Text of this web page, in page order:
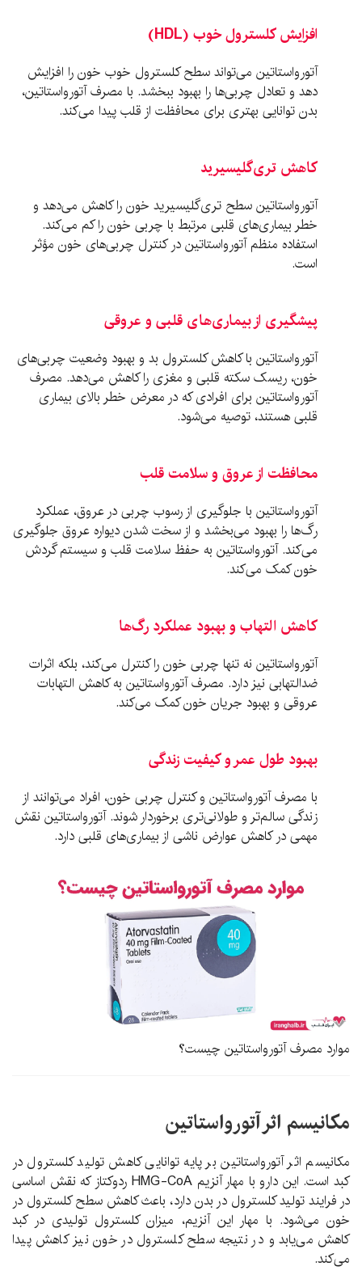
افزایش کلسترول خوب (HDL)
آتورواستاتین می‌تواند سطح کلسترول خوب خون را افزایش
دهد و تعادل چربی‌ها را بهبود ببخشد. با مصرف آتورواستاتین،
بدن توانایی بهتری برای محافظت از قلب پیدا می‌کند.
کاهش تری‌گلیسیرید
آتورواستاتین سطح تری‌گلیسیرید خون را کاهش می‌دهد و
خطر بیماری‌های قلبی مرتبط با چربی خون را کم می‌کند.
استفاده منظم آتورواستاتین در کنترل چربی‌های خون مؤثر
است.
پیشگیری از بیماری‌های قلبی و عروقی
آتورواستاتین با کاهش کلسترول بد و بهبود وضعیت چربی‌های
خون، ریسک سکته قلبی و مغزی را کاهش می‌دهد. مصرف
آتورواستاتین برای افرادی که در معرض خطر بالای بیماری
قلبی هستند، توصیه می‌شود.
محافظت از عروق و سلامت قلب
آتورواستاتین با جلوگیری از رسوب چربی در عروق، عملکرد
رگ‌ها را بهبود می‌بخشد و از سخت شدن دیواره عروق جلوگیری
می‌کند. آتورواستاتین به حفظ سلامت قلب و سیستم گردش
خون کمک می‌کند.
کاهش التهاب و بهبود عملکرد رگ‌ها
آتورواستاتین نه تنها چربی خون را کنترل می‌کند، بلکه اثرات
ضدالتهابی نیز دارد. مصرف آتورواستاتین به کاهش التهابات
عروقی و بهبود جریان خون کمک می‌کند.
بهبود طول عمر و کیفیت زندگی
با مصرف آتورواستاتین و کنترل چربی خون، افراد می‌توانند از
زندگی سالم‌تر و طولانی‌تری برخوردار شوند. آتورواستاتین نقش
مهمی در کاهش عوارض ناشی از بیماری‌های قلبی دارد.
موارد مصرف آتورواستاتین چیست؟
مکانیسم اثر آتورواستاتین
مکانیسم اثر آتورواستاتین بر پایه توانایی کاهش تولید کلسترول در
کبد است. این دارو با مهار آنزیم HMG-CoA ردوکتاز که نقش اساسی
در فرایند تولید کلسترول در بدن دارد، باعث کاهش سطح کلسترول در
خون می‌شود. با مهار این آنزیم، میزان کلسترول تولیدی در کبد
کاهش می‌یابد و در نتیجه سطح کلسترول در خون نیز کاهش پیدا
می‌کند.